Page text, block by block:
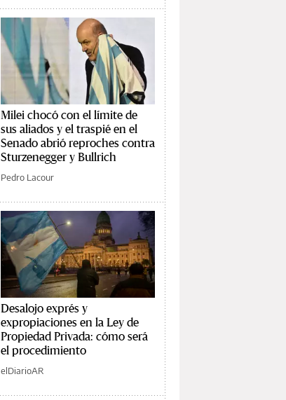
Milei chocó con el límite de
sus aliados y el traspié en el
Senado abrió reproches contra
Sturzenegger y Bullrich
Pedro Lacour
Desalojo exprés y
expropiaciones en la Ley de
Propiedad Privada: cómo será
el procedimiento
elDiarioAR